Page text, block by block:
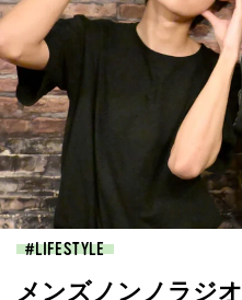
LIFESTYLE
メンズノンノラジオ